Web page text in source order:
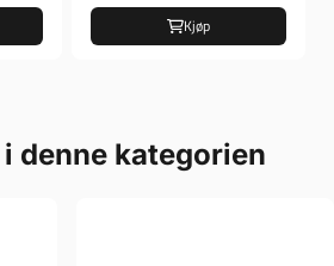
Kjøp
denne kategorien